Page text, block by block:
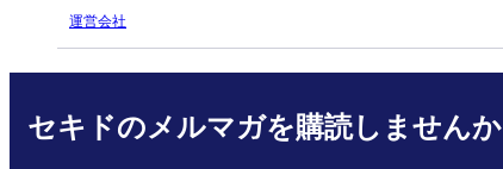
運営会社
セキドのメルマガを購読しませんか